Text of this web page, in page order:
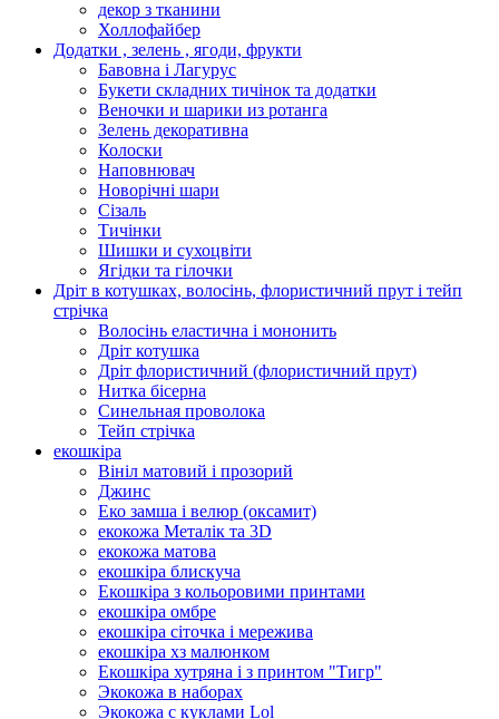
декор з тканини
Холлофайбер
Додатки , зелень , ягоди, фрукти
Бавовна і Лагурус
Букети складних тичінок та додатки
Веночки и шарики из ротанга
Зелень декоративна
Колоски
Наповнювач
Новорічні шари
Сізаль
Тичінки
Шишки и сухоцвіти
Ягідки та гілочки
Дріт в котушках, волосінь, флористичний прут і тейп
стрічка
Волосінь еластична і мононить
Дріт котушка
Дріт флористичний (флористичний прут)
Нитка бісерна
Синельная проволока
Тейп стрічка
екошкіра
Вініл матовий і прозорий
Джинс
Еко замша і велюр (оксамит)
екокожа Металік та 3D
екокожа матова
екошкіра блискуча
Екошкіра з кольоровими принтами
екошкіра омбре
екошкіра сіточка і мережива
екошкіра хз малюнком
Екошкіра хутряна і з принтом "Тигр"
Экокожа в наборах
Экокожа с куклами Lol